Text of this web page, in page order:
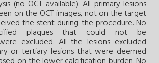
(no OCT available). All primary lesions
on the OCT images, not on the target
the stent during the procedure. No
plaques that could not be
excluded. All the lesions excluded
or tertiary lesions that were deemed